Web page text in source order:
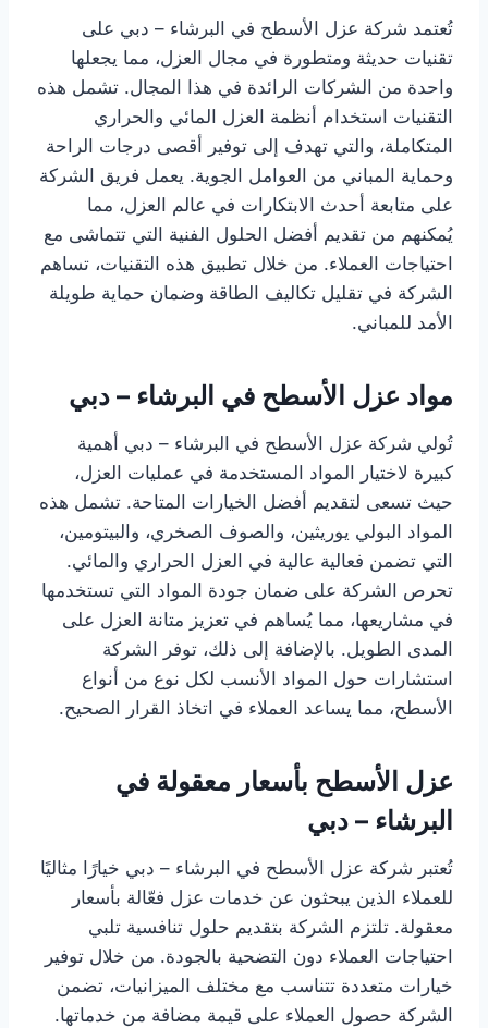
تُعتمد شركة عزل الأسطح في البرشاء – دبي على
تقنيات حديثة ومتطورة في مجال العزل، مما يجعلها
واحدة من الشركات الرائدة في هذا المجال. تشمل هذه
التقنيات استخدام أنظمة العزل المائي والحراري
المتكاملة، والتي تهدف إلى توفير أقصى درجات الراحة
وحماية المباني من العوامل الجوية. يعمل فريق الشركة
على متابعة أحدث الابتكارات في عالم العزل، مما
يُمكنهم من تقديم أفضل الحلول الفنية التي تتماشى مع
احتياجات العملاء. من خلال تطبيق هذه التقنيات، تساهم
الشركة في تقليل تكاليف الطاقة وضمان حماية طويلة
الأمد للمباني.
مواد عزل الأسطح في البرشاء – دبي
تُولي شركة عزل الأسطح في البرشاء – دبي أهمية
كبيرة لاختيار المواد المستخدمة في عمليات العزل،
حيث تسعى لتقديم أفضل الخيارات المتاحة. تشمل هذه
المواد البولي يوريثين، والصوف الصخري، والبيتومين،
التي تضمن فعالية عالية في العزل الحراري والمائي.
تحرص الشركة على ضمان جودة المواد التي تستخدمها
في مشاريعها، مما يُساهم في تعزيز متانة العزل على
المدى الطويل. بالإضافة إلى ذلك، توفر الشركة
استشارات حول المواد الأنسب لكل نوع من أنواع
الأسطح، مما يساعد العملاء في اتخاذ القرار الصحيح.
عزل الأسطح بأسعار معقولة في
البرشاء – دبي
تُعتبر شركة عزل الأسطح في البرشاء – دبي خيارًا مثاليًا
للعملاء الذين يبحثون عن خدمات عزل فعّالة بأسعار
معقولة. تلتزم الشركة بتقديم حلول تنافسية تلبي
احتياجات العملاء دون التضحية بالجودة. من خلال توفير
خيارات متعددة تتناسب مع مختلف الميزانيات، تضمن
الشركة حصول العملاء على قيمة مضافة من خدماتها.